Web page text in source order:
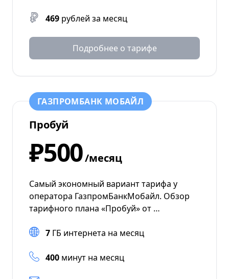
469 рублей за месяц
Подробнее о тарифе
ГАЗПРОМБАНК МОБАЙЛ
Пробуй
₽500/месяц
Самый экономный вариант тарифа у
оператора ГазпромБанкМобайл. Обзор
тарифного плана «Пробуй» от …
7 ГБ интернета на месяц
400 минут на месяц